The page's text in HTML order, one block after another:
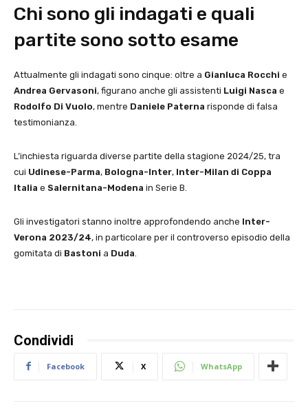
Chi sono gli indagati e quali
partite sono sotto esame
Attualmente gli indagati sono cinque: oltre a Gianluca Rocchi e
Andrea Gervasoni, figurano anche gli assistenti Luigi Nasca e
Rodolfo Di Vuolo, mentre Daniele Paterna risponde di falsa
testimonianza.
L’inchiesta riguarda diverse partite della stagione 2024/25, tra
cui Udinese-Parma, Bologna-Inter, Inter-Milan di Coppa
Italia e Salernitana-Modena in Serie B.
Gli investigatori stanno inoltre approfondendo anche Inter-
Verona 2023/24, in particolare per il controverso episodio della
gomitata di Bastoni a Duda
Condividi
Facebook X WhatsApp